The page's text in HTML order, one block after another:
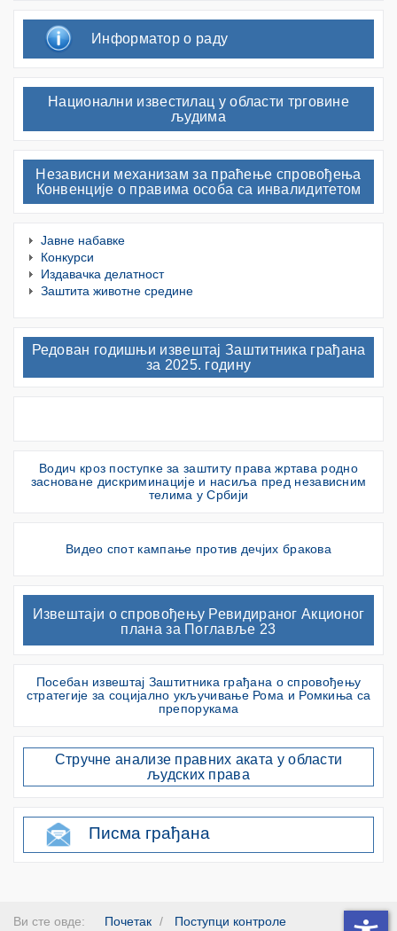
Информатор о раду
Национални известилац у области трговине
људима
Независни механизам за праћење спровођења
Конвенције о правима особа са инвалидитетом
Јавне набавке
Конкурси
Издавачка делатност
Заштита животне средине
Редован годишњи извештај Заштитника грађана
за 2025. годину
Водич кроз поступке за заштиту права жртава родно
засноване дискриминације и насиља пред независним
телима у Србији
Видео спот кампање против дечјих бракова
Извештаји о спровођењу Ревидираног Акционог
плана за Поглавље 23
Посебан извештај Заштитника грађана о спровођењу
стратегије за социјално укључивање Рома и Ромкиња са
препорукама
Стручне анализе правних аката у области
људских права
Писма грађана
Ви сте овде: Почетак
Поступци контроле